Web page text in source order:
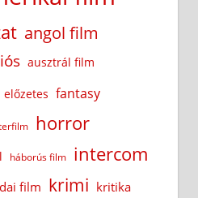
angol film
ausztrál film
előzetes fantasy
horror
háborús film intercom
film krimi kritika